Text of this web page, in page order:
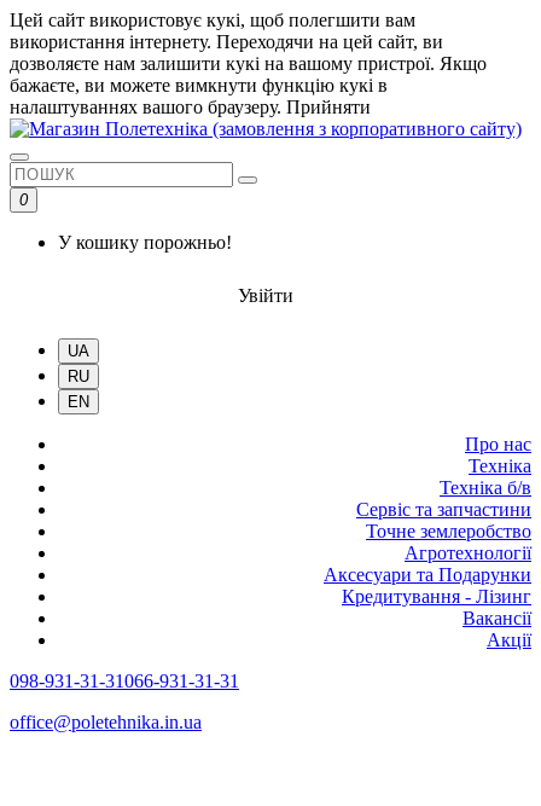
Цей сайт використовує кукі, щоб полегшити вам
використання інтернету. Переходячи на цей сайт, ви
дозволяєте нам залишити кукі на вашому пристрої. Якщо
бажаєте, ви можете вимкнути функцію кукі в
налаштуваннях вашого браузеру. Прийняти
0
У кошику порожньо!
Увійти
UA
RU
EN
Про нас
Техніка
Техніка б/в
Сервіс та запчастини
Точне землеробство
Агротехнології
Аксесуари та Подарунки
Кредитування - Лізинг
Вакансії
Акції
098-931-31-31066-931-31-31
office@poletehnika.in.ua